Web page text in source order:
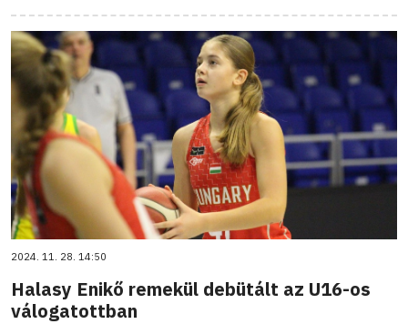
2024. 11. 28. 14:50
Halasy Enikő remekül debütált az U16-os
válogatottban